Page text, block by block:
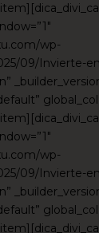
wp-
09/Invierte-
wp-
09/Invierte-